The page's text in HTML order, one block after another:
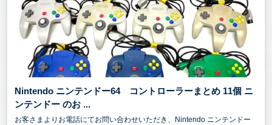
Nintendo ニンテンドー64 コントローラーまとめ 11個 ニ
ンテンドー のお ...
お客さまよりお電話にてお問い合わせいただき、Nintendo ニンテンドー